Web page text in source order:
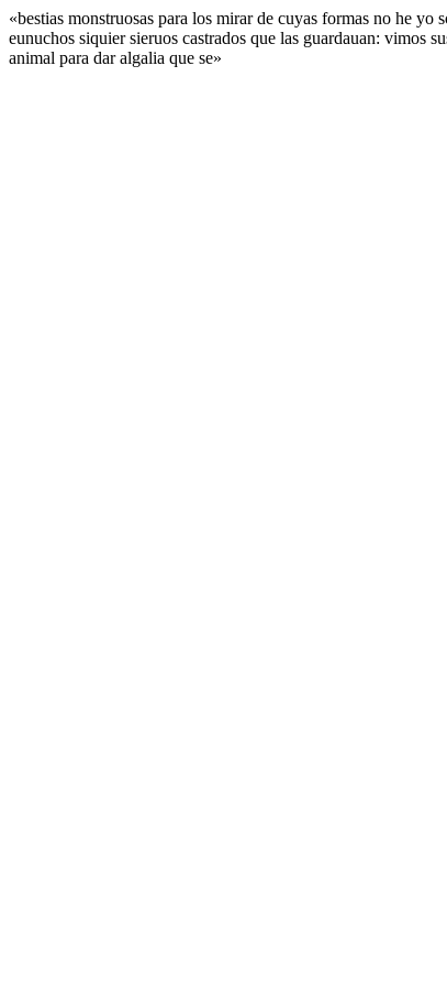
«bestias monstruosas para los mirar de cuyas formas no he yo
eunuchos siquier sieruos castrados que las guardauan: vimos
animal para dar algalia que se»